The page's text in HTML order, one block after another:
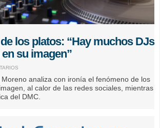
los platos: “Hay muchos DJs
su imagen”
analiza con ironía el fenómeno de los
al calor de las redes sociales, mientras
del DMC.